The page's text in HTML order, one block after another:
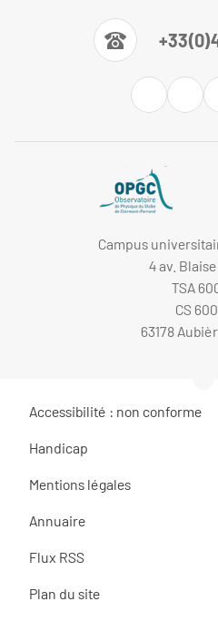
Campus
4 av.
TSA
CS
63178
Accessibilité : non conforme
Handicap
Mentions légales
Annuaire
Flux RSS
Plan du site